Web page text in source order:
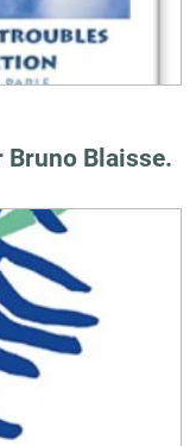
Bruno Blaisse.